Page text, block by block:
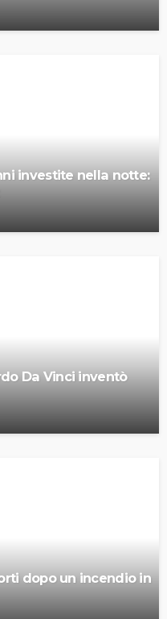
investite nella notte:
Da Vinci inventò
dopo un incendio in